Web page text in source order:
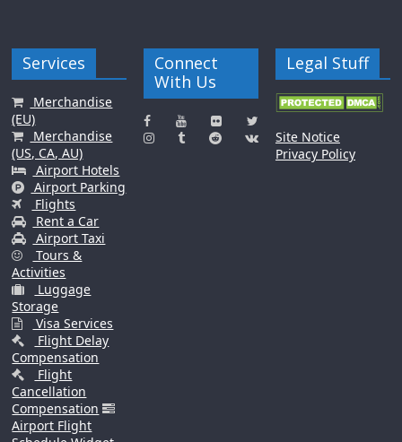
Services
Merchandise
(EU)
Merchandise
(US, CA, AU)
Airport Hotels
Airport Parking
Flights
Rent a Car
Airport Taxi
Tours &
Activities
Luggage
Storage
Visa Services
Flight Delay
Compensation
Flight
Cancellation
Compensation
Airport Flight
Connect
With Us
Legal Stuff
Site Notice
Privacy Policy